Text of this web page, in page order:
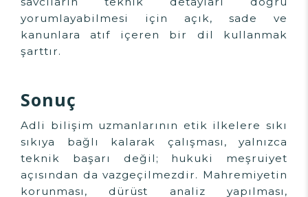
yorumlayabilmesi için açık, sade ve
kanunlara atıf içeren bir dil kullanmak
şarttır.
Sonuç
Adli bilişim uzmanlarının etik ilkelere sıkı
sıkıya bağlı kalarak çalışması, yalnızca
teknik başarı değil; hukuki meşruiyet
açısından da vazgeçilmezdir. Mahremiyetin
korunması, dürüst analiz yapılması,